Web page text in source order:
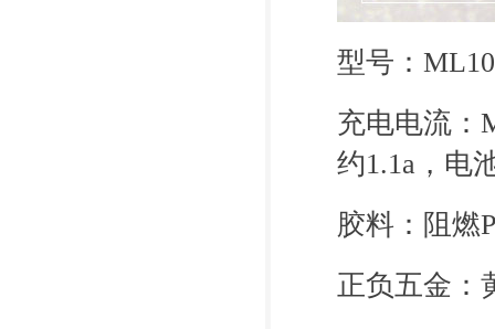
型号：
充电电流：
约1.1a，电
胶料：阻燃
正负五金：